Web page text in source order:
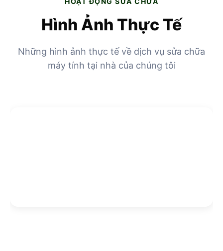
Hình Ảnh Thực Tế
Những hình ảnh thực tế về dịch vụ sửa chữa
máy tính tại nhà của chúng tôi